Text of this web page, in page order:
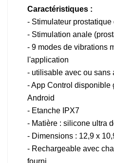
Caractéristiques :
- Stimulateur prostatique
- Stimulation anale
- 9 modes de vibrations
l'application
- utilisable avec ou sans
- App Control disponible
Android
- Etanche IPX7
- Matière : silicone ultra
- Dimensions : 12,9 x
- Rechargeable avec
fourni